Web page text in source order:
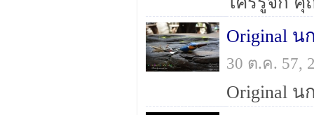
Original น
30 ต.ค. 57,
Original น